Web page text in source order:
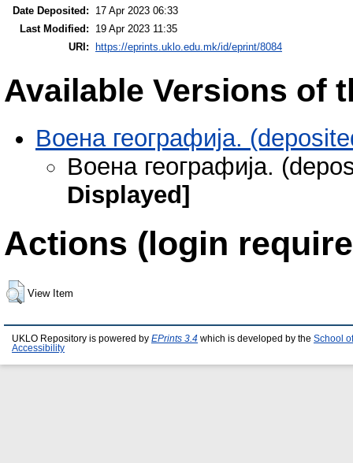
Date Deposited:
17 Apr 2023 06:33
Last Modified:
19 Apr 2023 11:35
URI:
https://eprints.uklo.edu.mk/id/eprint/8084
Available Versions of
Воена географија.
Воена географија.
Displayed]
Actions (login
View Item
UKLO Repository is powered by EPrints 3.4 which is developed by the School
Accessibility